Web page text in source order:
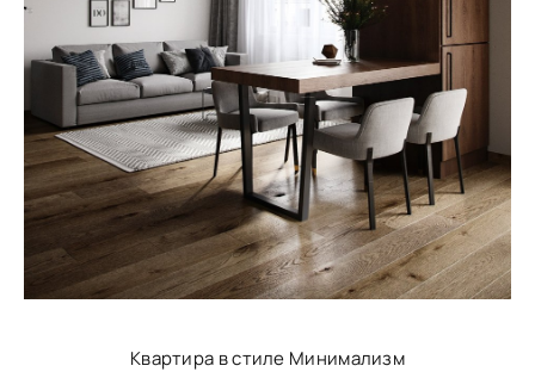
Квартира в стиле Минимализм